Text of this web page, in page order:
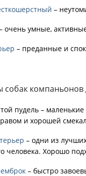
–
очень умные,
– преданные и
компаньонов
пудель –
и хорошей
– одни из
человека. Хорошо
– быстро